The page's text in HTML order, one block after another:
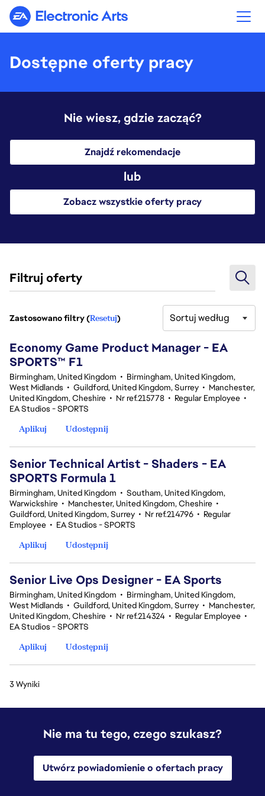
Electronic Arts
Dostępne oferty pracy
Nie wiesz, gdzie zacząć?
Znajdź rekomendacje
lub
Zobacz wszystkie oferty pracy
Filtruj oferty
3 Wyniki
Zastosowano filtry (Resetuj) Sortuj według
Economy Game Product Manager - EA
SPORTS™ F1
Birmingham, United Kingdom • Birmingham, United Kingdom,
West Midlands • Guildford, United Kingdom, Surrey • Manchester,
United Kingdom, Cheshire • Nr ref.215778 • Regular Employee •
EA Studios - SPORTS
Aplikuj
Udostępnij
Senior Technical Artist - Shaders - EA
SPORTS Formula 1
Birmingham, United Kingdom • Southam, United Kingdom,
Warwickshire • Manchester, United Kingdom, Cheshire •
Guildford, United Kingdom, Surrey • Nr ref.214796 • Regular
Employee • EA Studios - SPORTS
Aplikuj
Udostępnij
Senior Live Ops Designer - EA Sports
Birmingham, United Kingdom • Birmingham, United Kingdom,
West Midlands • Guildford, United Kingdom, Surrey • Manchester,
United Kingdom, Cheshire • Nr ref.214324 • Regular Employee •
EA Studios - SPORTS
Aplikuj
Udostępnij
3 Wyniki
Nie ma tu tego, czego szukasz?
Utwórz powiadomienie o ofertach pracy